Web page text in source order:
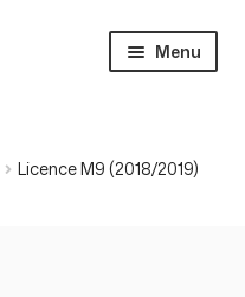
Menu
Licence M9 (2018/2019)